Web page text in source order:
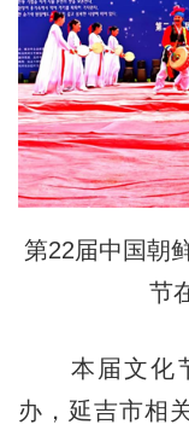
第22届中国朝
节
本届文化节
办，延吉市相